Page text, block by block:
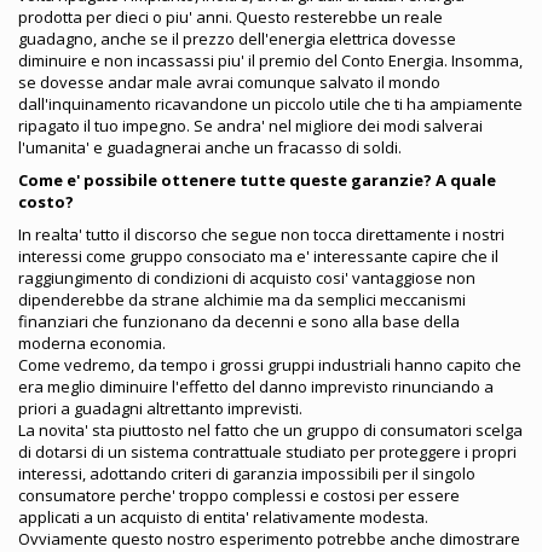
prodotta per dieci o piu' anni. Questo resterebbe un reale
guadagno, anche se il prezzo dell'energia elettrica dovesse
diminuire e non incassassi piu' il premio del Conto Energia. Insomma,
se dovesse andar male avrai comunque salvato il mondo
dall'inquinamento ricavandone un piccolo utile che ti ha ampiamente
ripagato il tuo impegno. Se andra' nel migliore dei modi salverai
l'umanita' e guadagnerai anche un fracasso di soldi.
Come e' possibile ottenere tutte queste garanzie? A quale
costo?
In realta' tutto il discorso che segue non tocca direttamente i nostri
interessi come gruppo consociato ma e' interessante capire che il
raggiungimento di condizioni di acquisto cosi' vantaggiose non
dipenderebbe da strane alchimie ma da semplici meccanismi
finanziari che funzionano da decenni e sono alla base della
moderna economia.
Come vedremo, da tempo i grossi gruppi industriali hanno capito che
era meglio diminuire l'effetto del danno imprevisto rinunciando a
priori a guadagni altrettanto imprevisti.
La novita' sta piuttosto nel fatto che un gruppo di consumatori scelga
di dotarsi di un sistema contrattuale studiato per proteggere i propri
interessi, adottando criteri di garanzia impossibili per il singolo
consumatore perche' troppo complessi e costosi per essere
applicati a un acquisto di entita' relativamente modesta.
Ovviamente questo nostro esperimento potrebbe anche dimostrare